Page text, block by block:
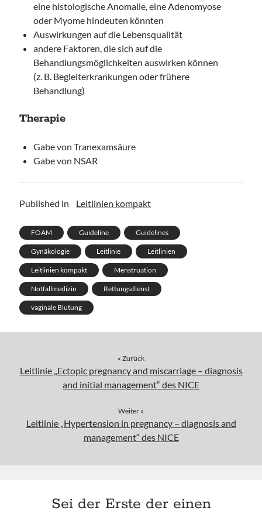
eine histologische Anomalie, eine Adenomyose
oder Myome hindeuten könnten
Auswirkungen auf die Lebensqualität
andere Faktoren, die sich auf die
Behandlungsmöglichkeiten auswirken können
(z. B. Begleiterkrankungen oder frühere
Behandlung)
Therapie
Gabe von Tranexamsäure
Gabe von NSAR
Published in Leitlinien kompakt
FOAM Guideline Guidelines
Gynäkologie Leitlinie Leitlinien
Leitlinien kompakt Menstruation
Notfallmedizin Rettungsdienst
vaginale Blutung
« Zurück
Leitlinie „Ectopic pregnancy and miscarriage – diagnosis
and initial management“ des NICE
Weiter »
Leitlinie „Hypertension in pregnancy – diagnosis and
management“ des NICE
Sei der Erste der einen